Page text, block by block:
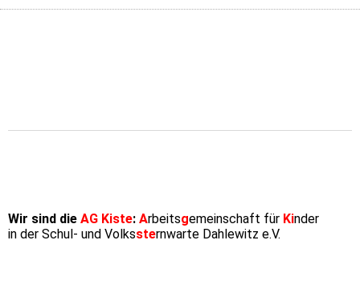
Wir sind die AG Kiste: Arbeitsgemeinschaft für Kinder
in der Schul- und Volkssternwarte Dahlewitz e.V.